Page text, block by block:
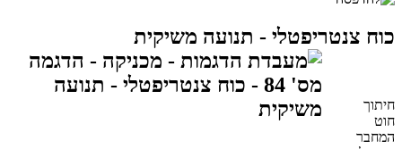
כוח צנטריפטלי - תנועה משיקית
חיתוך
חוט
המחבר